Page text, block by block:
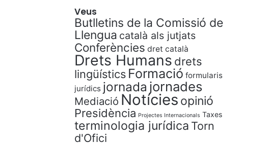
Veus
Butlletins de la Comissió de
Llengua català als jutjats
Conferències dret català
Drets Humans drets
lingüístics Formació formularis
jurídics jornada jornades
Mediació Notícies opinió
Presidència Projectes Internacionals Taxes
terminologia jurídica Torn
d'Ofici